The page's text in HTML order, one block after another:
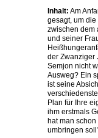
Inhalt: Am
gesagt, um
zwischen dem
und seiner
der Zwanziger
Semjon nicht
Ausweg? Ein
ist seine
Plan für Ihre
ihm erstmals
hat man
umbringen